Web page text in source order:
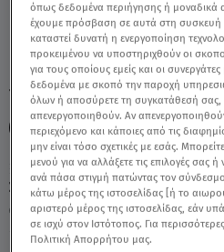
Σάββατο 8 Αυγούστου 2026
13.06.25, 21:08 MEDIA
TAGS: FIRST DATES FIRST
ΖΕΝΕΒΙΕΒ ΜΑΖΑΡΙ
όπως δεδομένα περιήγησης ή μοναδικά
έχουμε πρόσβαση σε αυτά στη συσκευή
καταστεί δυνατή η ενεργοποίηση
προκειμένου να υποστηριχθούν οι
για τους οποίους εμείς και οι
δεδομένα με σκοπό την παροχή
όλων ή αποσύρετε τη συγκατάθεσή σας,
απενεργοποιηθούν. Αν
περιεχόμενο και κάποιες από τις
μην είναι τόσο σχετικές με εσάς.
μενού για να αλλάξετε τις επιλογές σας
ανά πάσα στιγμή πατώντας τον
κάτω μέρος της ιστοσελίδας [ή το
αριστερό μέρος της ιστοσελίδας, εάν
σε ισχύ στον Ιστότοπος. Για
Πολιτική Απορρήτου μας.